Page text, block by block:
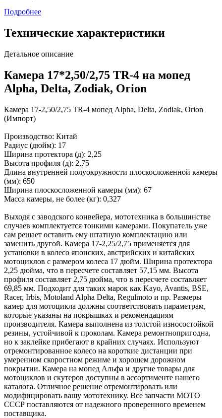
Подробнее
Технические характеристики
Детальное описание
Камера 17*2,50/2,75 TR-4 на мопед
Alpha, Delta, Zodiak, Orion
Камера 17-2,50/2,75 TR-4 мопед Alpha, Delta, Zodiak, Orion
(Импорт)
Производство: Китай
Радиус (дюйм): 17
Ширина протектора (д): 2,25
Высота профиля (д): 2,75
Длина внутренней полуокружности плоскосложенной камеры
(мм): 650
Ширина плоскосложенной камеры (мм): 67
Масса камеры, не более (кг): 0,327
Выходя с заводского конвейера, мототехника в большинстве
случаев комплектуется тонкими камерами. Покупатель уже
сам решает оставить ему штатную комплектацию или
заменить другой. Камера 17-2,25/2,75 применяется для
установки в колесо японских, австрийских и китайских
мотоциклов с размером колеса 17 дюйм. Ширина протектора
2,25 дюйма, что в пересчете составляет 57,15 мм. Высота
профиля составляет 2,75 дюйма, что в пересчете составляет
69,85 мм. Подходит для таких марок как Kayo, Avantis, BSE,
Racer, Irbis, Motoland Alpha Delta, Regulmoto и пр. Размеры
камер для мотоцикла должны соответствовать параметрам,
которые указаны на покрышках и рекомендациям
производителя. Камера выполнена из толстой износостойкой
резины, устойчивой к проколам. Камера ремонтнопригодна,
но к заклейке прибегают в крайних случаях. Используют
отремонтированное колесо на короткие дистанции при
умеренном скоростном режиме и хорошем дорожном
покрытии. Камера на мопед Альфа и другие товары для
мотоциклов и скутеров доступны в ассортименте нашего
каталога. Отличное решение отремонтировать или
модифицировать вашу мототехнику. Все запчасти МОТО
СССР поставляются от надежного проверенного временем
поставщика.